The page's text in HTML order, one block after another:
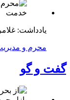
یادداشت:
محرم و
گفت و گو